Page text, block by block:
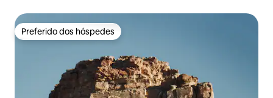
Preferido dos hóspedes
Preferido dos hóspedes